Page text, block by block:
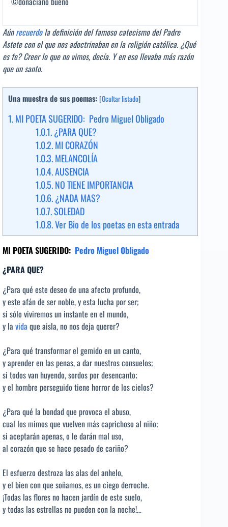
Aúnrecuerdola definición del famoso catecismo del Padre
Astete con el que nos adoctrinaban en la religión católica. ¿Qué
es fe? Creer lo que no vimos, decía. Y en eso llevaba más razón
que un santo.
Una muestra de sus poemas: [Ocultar listado]
1.MI POETA SUGERIDO: Pedro Miguel Obligado
1.0.1.¿PARA QUE?
1.0.2.MI CORAZÓN
1.0.3.MELANCOLÍA
1.0.4.AUSENCIA
1.0.5.NO TIENE IMPORTANCIA
1.0.6.¿NADA MAS?
1.0.7.SOLEDAD
1.0.8.Ver Bio de los poetas en esta entrada
MI POETA SUGERIDO: Pedro Miguel Obligado
¿PARA QUE?
¿Para qué este deseo de una afecto profundo,
y este afán de ser noble, y esta lucha por ser;
si sólo viviremos un instante en el mundo,
y la vida que aisla, no nos deja querer?
¿Para qué transformar el gemido en un canto,
y aprender en las penas, a dar nuestros consuelos;
si todos van huyendo, sordos por desencanto;
y el hombre perseguido tiene horror de los cielos?
¿Para qué la bondad que provoca el abuso,
cual los mimos que vuelven más caprichoso al niño;
si aceptarán apenas, o le darán mal uso,
al corazón que se hace pesado de cariño?
El esfuerzo destroza las alas del anhelo,
y el bien con que soñamos, es un ciego derroche.
¡Todas las flores no hacen jardín de este suelo,
y todas las estrellas no pueden con la noche!…